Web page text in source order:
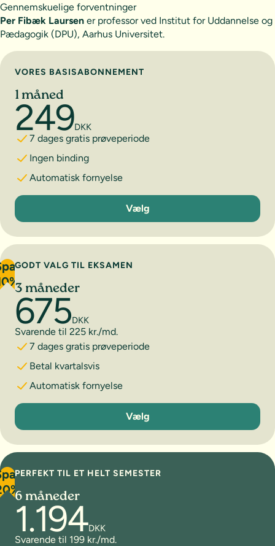
Gennemskuelige forventninger
Per Fibæk Laursen er professor ved Institut for Uddannelse og
Pædagogik (DPU), Aarhus Universitet.
Vælg abonnement
VORES BASISABONNEMENT
1 måned
249DKK
7 dages gratis prøveperiode
Ingen binding
Automatisk fornyelse
1 måned
Vælg
GODT VALG TIL EKSAMEN
3 måneder
675DKK
Svarende til 225 kr./md.
7 dages gratis prøveperiode
Betal kvartalsvis
Automatisk fornyelse
3 måneder
Vælg
PERFEKT TIL ET HELT SEMESTER
6 måneder
1.194DKK
Svarende til 199 kr./md.